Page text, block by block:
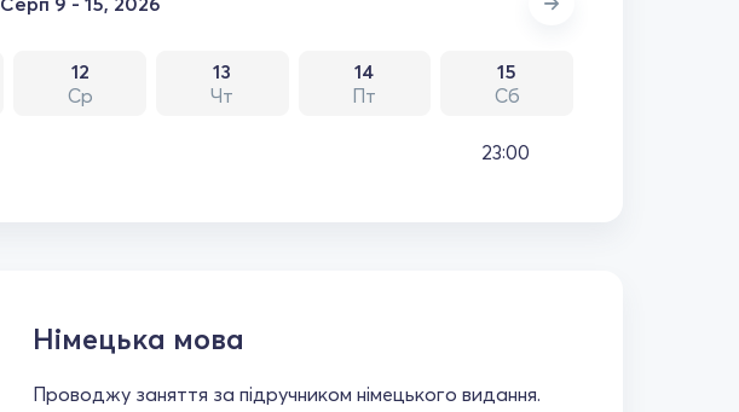
12
Ср
13
Чт
14
Пт
15
Сб
23:00
Німецька мова
Проводжу заняття за підручником німецького видання.